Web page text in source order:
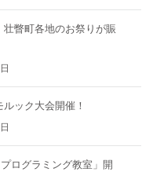
壮瞥町各地のお祭りが賑
ック大会開催！
ログラミング教室」開